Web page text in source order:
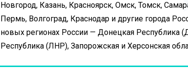
Новгород, Казань, Красноярск, Омск, Томск,
Пермь, Волгоград, Краснодар и другие города
новых регионах России — Донецкая Республика
Республика (ЛНР), Запорожская и Херсонская